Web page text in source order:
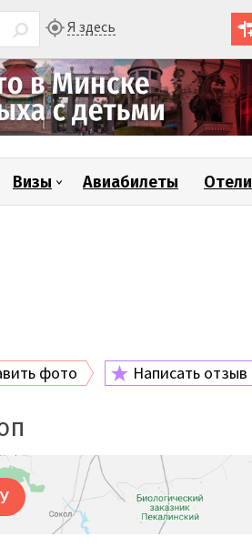
Я здесь
Визы Авиабилеты Отели
фото Написать отзыв